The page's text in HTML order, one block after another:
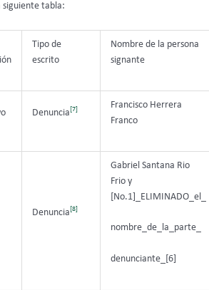
siguiente tabla:
Tipo de
escrito
Nombre de la persona
signante
Denuncia [7]
Francisco Herrera
Franco
Denuncia [8]
Gabriel Santana Rio
Frio y
[No.1]_ELIMINADO_el_
nombre_de_la_parte_
denunciante_[6]